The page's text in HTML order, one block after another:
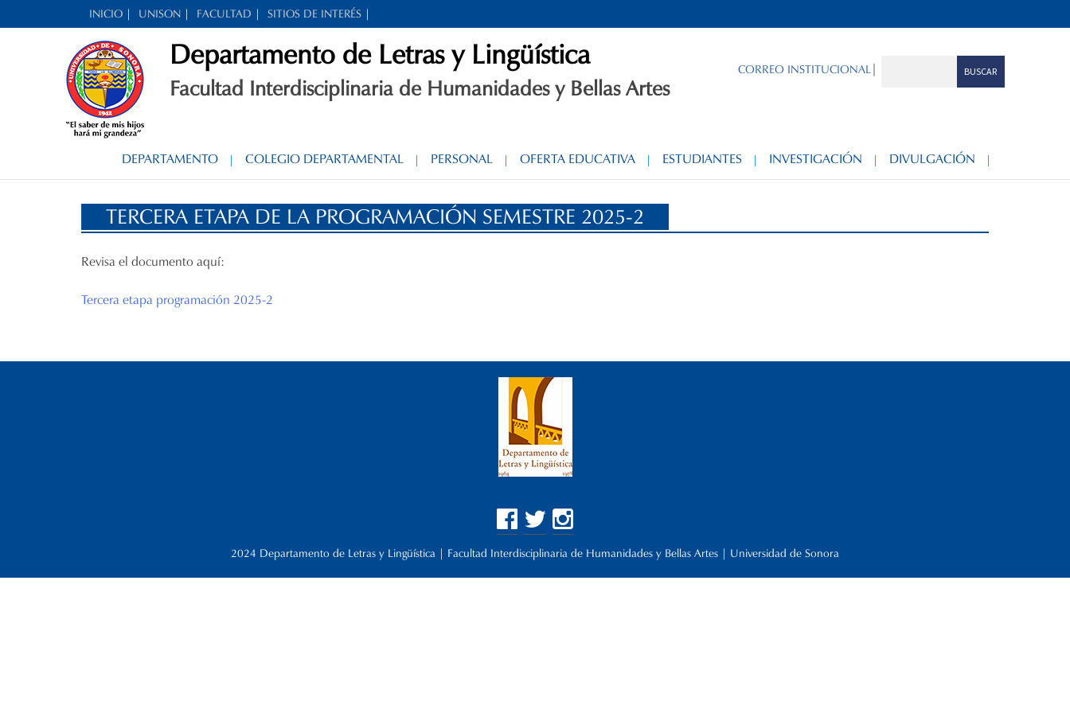
to
INICIO UNISON FACULTAD SITIOS DE INTERÉS
Departamento de Letras y Lingüística
Facultad Interdisciplinaria de Humanidades y Bellas Artes
|
CORREO INSTITUCIONAL
DEPARTAMENTO COLEGIO DEPARTAMENTAL PERSONAL OFERTA EDUCATIVA ESTUDIANTES INVESTIGACIÓN DIVULGACIÓN
TERCERA ETAPA DE LA PROGRAMACIÓN SEMESTRE 2025-2
Revisa el documento aquí:
Tercera etapa programación 2025-2
2024 Departamento de Letras y Lingüística | Facultad Interdisciplinaria de Humanidades y Bellas Artes | Universidad de Sonora